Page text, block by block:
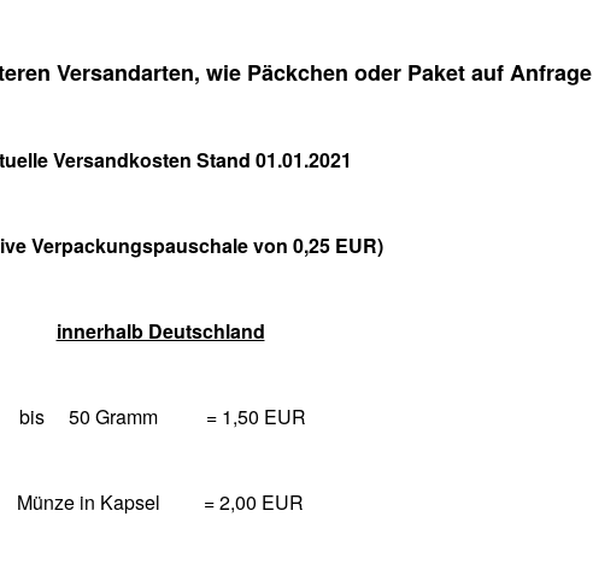
Versandarten, wie Päckchen oder Paket auf Anfrage
Versandkosten Stand 01.01.2021
Verpackungspauschale von 0,25 EUR)
innerhalb Deutschland
bis 50 Gramm = 1,50 EUR
Münze in Kapsel = 2,00 EUR